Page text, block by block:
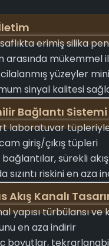
erimiş silika
arasında mükemmel
yüzeyler
sinyal kalitesi
Bağlantı Sistemi
laboratuvar
giriş/çıkış tüpleri
sürekli
sızıntı riskini en aza
Akış Kanalı
yapısı türbülansı ve
en aza indirir
boyutlar,